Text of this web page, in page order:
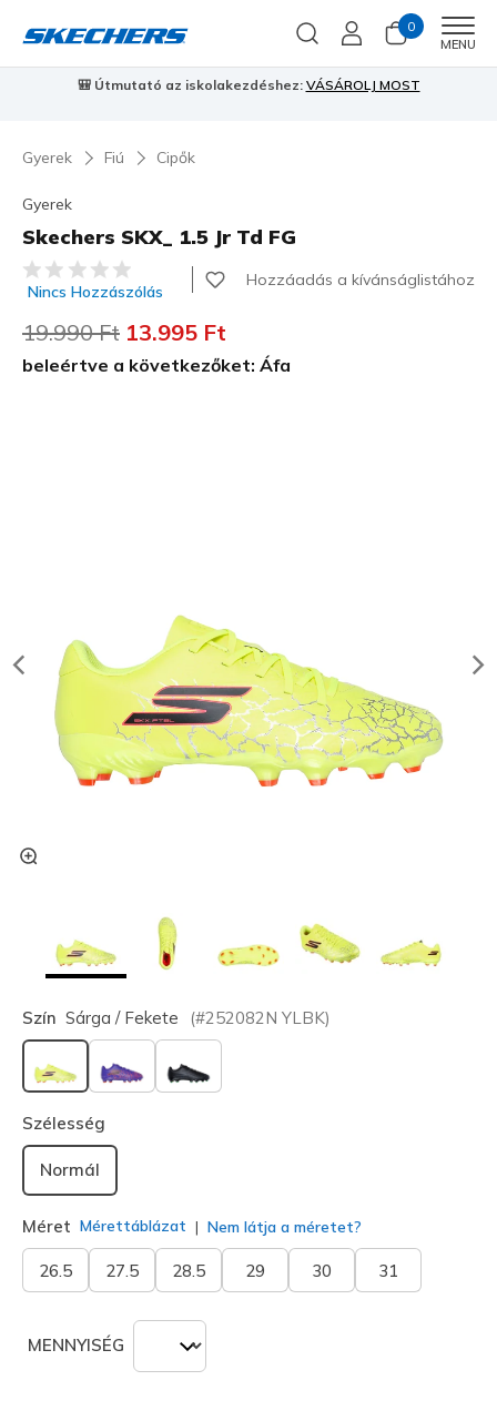
0
MENU
🎒 Útmutató az iskolakezdéshez: VÁSÁROLJ MOST
Gyerek Fiú Cipők
Gyerek
Skechers SKX_ 1.5 Jr Td FG
4,6 az 5-ből ügyfélértékelés
Nincs Hozzászólás
Hozzáadás a kívánságlistához
Az ár a következőhöz képest csökkent:
19.990 Ft címzett:
13.995 Ft
beleértve a következőket: Áfa
Szín Sárga / Fekete (#252082N YLBK)
kiválasztva
Szélesség
Normál
Méret Mérettáblázat Nem látja a méretet?
26.5 27.5 28.5 29 30 31
MENNYISÉG